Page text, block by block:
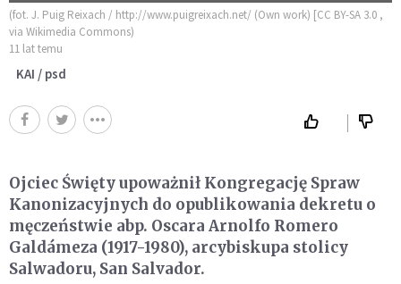
(fot. J. Puig Reixach / http://www.puigreixach.net/ (Own work) [CC BY-SA 3.0 ,
via Wikimedia Commons)
11 lat temu
KAI / psd
Ojciec Święty upoważnił Kongregację Spraw
Kanonizacyjnych do opublikowania dekretu o
męczeństwie abp. Oscara Arnolfo Romero
Galdámeza (1917-1980), arcybiskupa stolicy
Salwadoru, San Salvador.